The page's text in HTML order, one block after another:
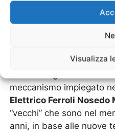
Visualizza
Nosedo
Ogni marchio
scalda acqua, come la
meccanismo impiegato
Elettrico Ferroli Nosedo
“vecchi” che sono nel
anni, in base alle nuove